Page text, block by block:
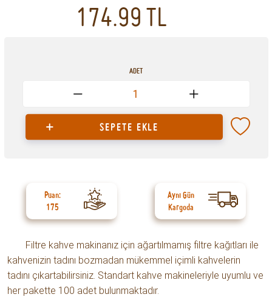
174.99TL
ADET
1
SEPETE EKLE
Puan:
175
Aynı Gün
Kargoda
Filtre kahve makinanız için ağartılmamış filtre kağıtları ile
kahvenizin tadını bozmadan mükemmel içimli kahvelerin
tadını çıkartabilirsiniz. Standart kahve makineleriyle uyumlu ve
her pakette 100 adet bulunmaktadır.